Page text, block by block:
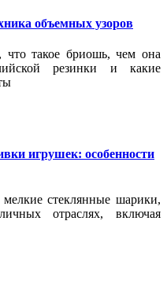
объемных узоров
что такое бриошь, чем она
резинки и какие
игрушек: особенности
стеклянные шарики,
отраслях, включая